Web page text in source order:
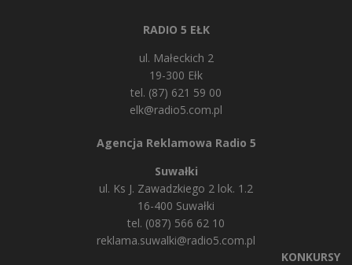
RADIO 5 EŁK
ul. Małeckich 2
19-300 Ełk
tel. (87) 621 59 00
elk@radio5.com.pl
Agencja Reklamowa Radio 5
Suwałki
ul. Ks J. Zawadzkiego 2 lok. 1.2
16-400 Suwałki
tel. (087) 566 62 10
reklama.suwalki@radio5.com.pl
KONKURSY